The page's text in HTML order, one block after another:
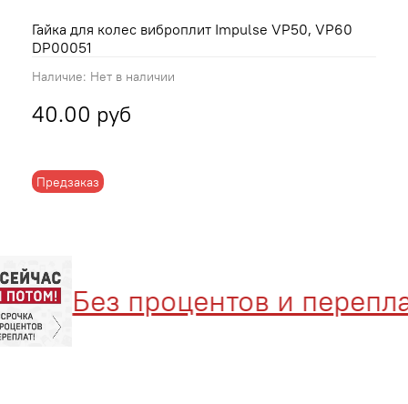
Наличие: Нет в наличии
Предзаказ
40.00 руб
Гайка для колес виброплит Impulse VP50, VP60
DP00051
Без процентов и переплат